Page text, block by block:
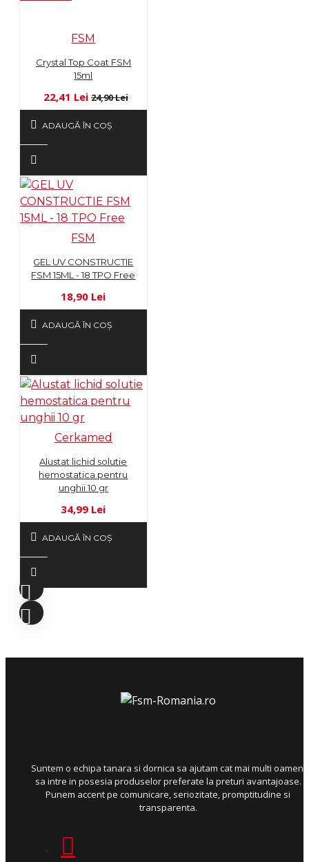
FSM
Crystal Top Coat FSM
15ml
22,41 Lei 24,90 Lei
ADAUGĂ ÎN COŞ
FSM
GEL UV CONSTRUCTIE
FSM 15ML - 18 TPO Free
18,90 Lei
ADAUGĂ ÎN COŞ
Cerkamed
Alustat lichid solutie
hemostatica pentru
unghii 10 gr
34,99 Lei
ADAUGĂ ÎN COŞ
Suntem o echipa tanara si dornica sa ajutam cat mai multi oameni
sa intre in posesia produselor preferate la preturi avantajoase.
Punem accent pe comunicare, seriozitate, promptitudine si
transparenta.